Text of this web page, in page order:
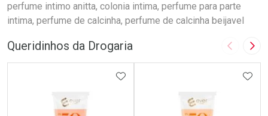
perfume intimo anitta, colonia intima, perfume para parte
intima, perfume de calcinha, perfume de calcinha beijavel
Queridinhos da Drogaria Imagem
ADICIONAR AOS FAVORITOS